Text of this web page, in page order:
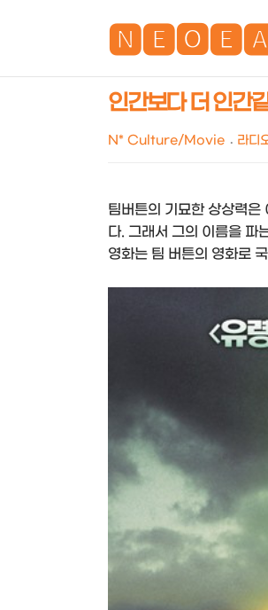
인간보다 더 인간
N* Culture/Movie 라디
팀버튼의 기묘한 상상력은
다. 그래서 그의 이름을 파
영화는 팀 버튼의 영화로